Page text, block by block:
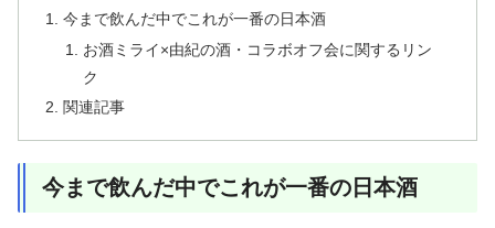
今まで飲んだ中でこれが一番の日本酒
お酒ミライ×由紀の酒・コラボオフ会に関するリン
ク
関連記事
今まで飲んだ中でこれが一番の日本酒